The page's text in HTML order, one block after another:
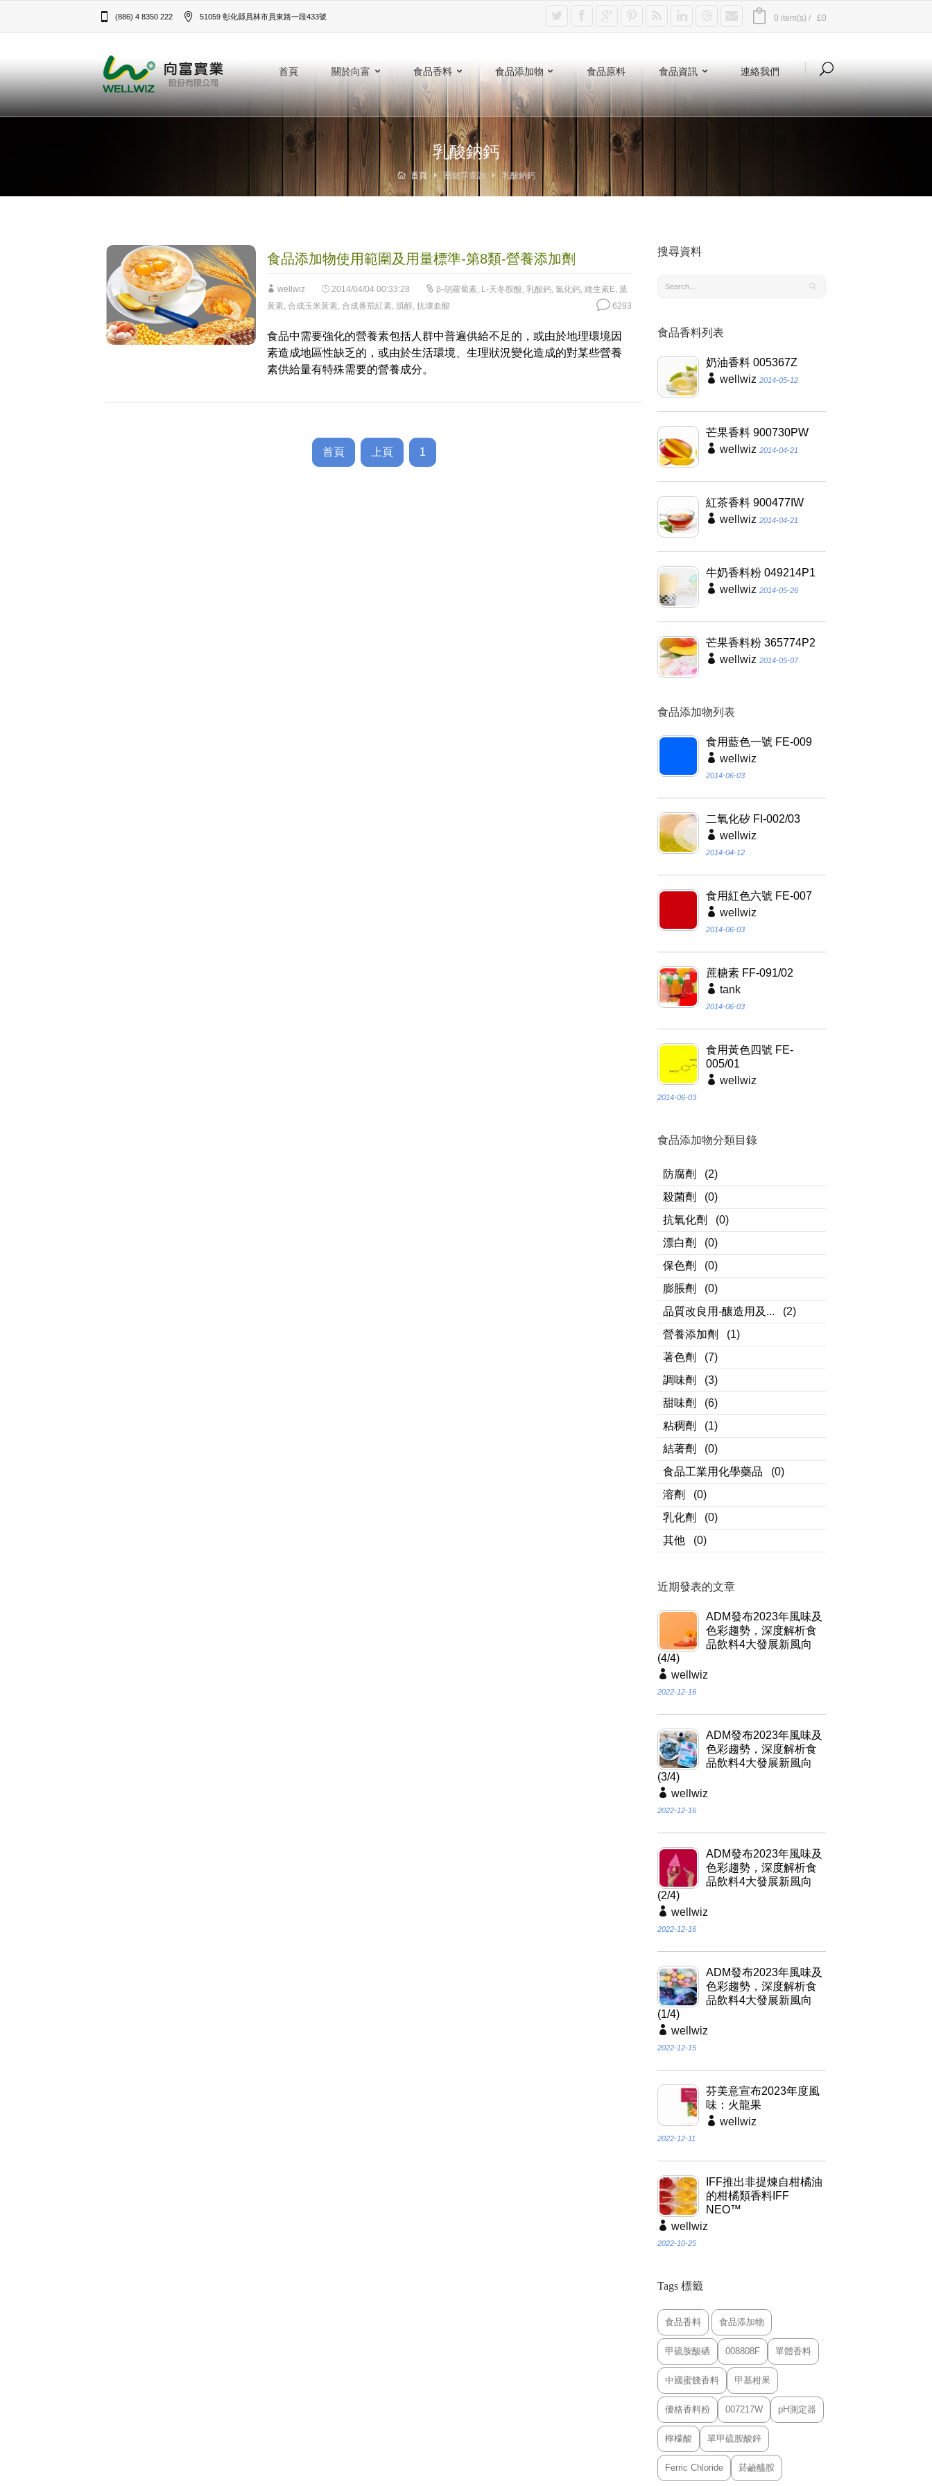
(886) 4 8350 222 51059 彰化縣員林市員東路一段433號‎ 0 item(s) / £0
首頁 關於向富 食品香料 食品添加物 食品原料 食品資訊 連絡我們
乳酸鈉鈣
首頁 關鍵字查詢 乳酸鈉鈣
食品添加物使用範圍及用量標準-第8類-營養添加劑
wellwiz 2014/04/04 00:33:28 β-胡蘿蔔素, L-天冬胺酸, 乳酸鈣, 氯化鈣, 維生素E, 葉
黃素, 合成玉米黃素, 合成番茄紅素, 肌醇, 抗壞血酸 6293
食品中需要強化的營養素包括人群中普遍供給不足的，或由於地理環境因
素造成地區性缺乏的，或由於生活環境、生理狀況變化造成的對某些營養
素供給量有特殊需要的營養成分。
首頁 上頁 1
搜尋資料
食品香料列表
奶油香料 005367Z
wellwiz 2014-05-12
芒果香料 900730PW
wellwiz 2014-04-21
紅茶香料 900477IW
wellwiz 2014-04-21
牛奶香料粉 049214P1
wellwiz 2014-05-26
芒果香料粉 365774P2
wellwiz 2014-05-07
食品添加物列表
食用藍色一號 FE-009
wellwiz
2014-06-03
二氧化矽 FI-002/03
wellwiz
2014-04-12
食用紅色六號 FE-007
wellwiz
2014-06-03
蔗糖素 FF-091/02
tank
2014-06-03
食用黃色四號 FE-
005/01
wellwiz
2014-06-03
食品添加物分類目錄
防腐劑
(2)
殺菌劑
(0)
抗氧化劑
(0)
漂白劑
(0)
保色劑
(0)
膨脹劑
(0)
品質改良用-釀造用及...
(2)
營養添加劑
(1)
著色劑
(7)
調味劑
(3)
甜味劑
(6)
粘稠劑
(1)
結著劑
(0)
食品工業用化學藥品
(0)
溶劑
(0)
乳化劑
(0)
其他
(0)
近期發表的文章
ADM發布2023年風味及
色彩趨勢，深度解析食
品飲料4大發展新風向
(4/4)
wellwiz
2022-12-16
ADM發布2023年風味及
色彩趨勢，深度解析食
品飲料4大發展新風向
(3/4)
wellwiz
2022-12-16
ADM發布2023年風味及
色彩趨勢，深度解析食
品飲料4大發展新風向
(2/4)
wellwiz
2022-12-16
ADM發布2023年風味及
色彩趨勢，深度解析食
品飲料4大發展新風向
(1/4)
wellwiz
2022-12-15
芬美意宣布2023年度風
味：火龍果
wellwiz
2022-12-11
IFF推出非提煉自柑橘油
的柑橘類香料IFF
NEO™
wellwiz
2022-10-25
Tags 標籤
食品香料 食品添加物
甲硫胺酸硒 008808F 單體香料
中國蜜餞香料 甲基柑果
優格香料粉 007217W pH測定器
檸檬酸 單甲硫胺酸鋅
Ferric Chloride 菸鹼醯胺